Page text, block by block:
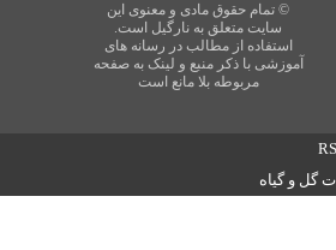
© تمام حقوق مادی و معنوی این
سایت متعلق به نارگیل است.
استفاده از مطالب در رسانه های
آموزشی با ذکر منبع و لینک به صفحه
مربوطه بلا مانع است
گل و گیاه